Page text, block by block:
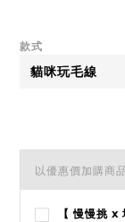
款式
以優惠價加購商品
【 慢慢挑